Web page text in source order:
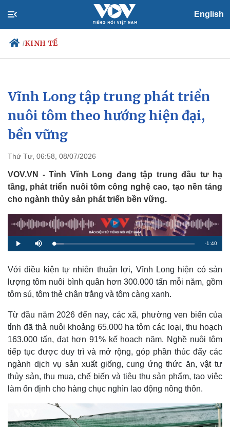
English
/KINH TẾ
Chính trị
Đảng
Tổ chức nhân sự
Quốc hội
Nhận diện sự thật
Xã hội
Tin 24h
Dự báo thời tiết
Vĩnh Long tập trung phát triển
nuôi tôm theo hướng hiện đại,
bền vững
Thứ Tư, 06:58, 08/07/2026
VOV.VN - Tỉnh Vĩnh Long đang tập trung đầu tư hạ
tầng, phát triển nuôi tôm công nghệ cao, tạo nền tảng
cho ngành thủy sản phát triển bền vững.
P
l
M
u
L
o
7
.
0
7
R
i
n
g
m
-1:40
Với điều kiện tự nhiên thuận lợi, Vĩnh Long hiện có sản
lượng tôm nuôi bình quân hơn 300.000 tấn mỗi năm, gồm
tôm sú, tôm thẻ chân trắng và tôm càng xanh.
Từ đầu năm 2026 đến nay, các xã, phường ven biển của
tỉnh đã thả nuôi khoảng 65.000 ha tôm các loại, thu hoạch
163.000 tấn, đạt hơn 91% kế hoạch năm. Nghề nuôi tôm
tiếp tục được duy trì và mở rộng, góp phần thúc đẩy các
ngành dịch vụ sản xuất giống, cung ứng thức ăn, vật tư
thủy sản, thu mua, chế biến và tiêu thụ sản phẩm, tạo việc
làm ổn định cho hàng chục nghìn lao động nông thôn.